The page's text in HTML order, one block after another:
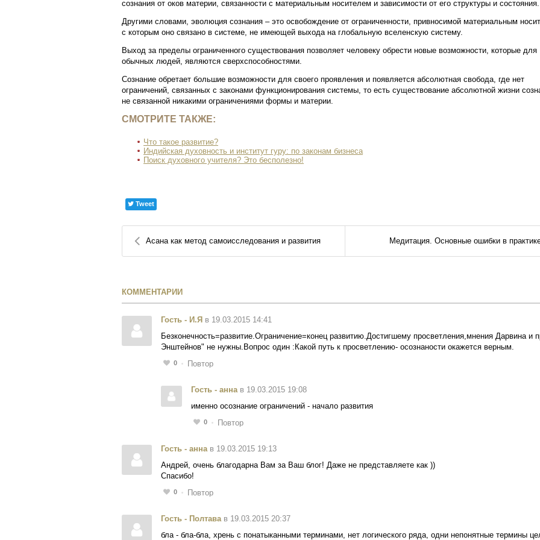
сознания от оков материи, связанности с материальным носителем и зависимости от его структуры и состояния.
Другими словами, эволюция сознания – это освобождение от ограниченности, привносимой материальным
с которым оно связано в системе, не имеющей выхода на глобальную вселенскую систему.
Выход за пределы ограниченного существования позволяет человеку обрести новые возможности, которые для
обычных людей, являются сверхспособностями.
Сознание обретает большие возможности для своего проявления и появляется абсолютная свобода, где нет
ограничений, связанных с законами функционирования системы, то есть существование абсолютной жизни
не связанной никакими ограничениями формы и материи.
СМОТРИТЕ ТАКЖЕ:
Что такое развитие?
Индийская духовность и институт гуру: по законам бизнеса
Поиск духовного учителя? Это бесполезно!
Tweet
Асана как метод самоисследования и развития Медитация. Основные ошибки в
КОММЕНТАРИИ
Гость - И.Я в 19.03.2015 14:41
Безконечность=развитие.Ограничение=конец развитию.Достигшему просветления,мнения Дарвина и
Энштейнов" не нужны.Вопрос один :Какой путь к просветлению- осознаности окажется верным.
0 Повтор
Гость - аннав 19.03.2015 19:08
именно осознание ограничений - начало развития
0 Повтор
Гость - аннав 19.03.2015 19:13
Андрей, очень благодарна Вам за Ваш блог! Даже не представляете как ))
Спасибо!
0 Повтор
Гость - Полтавав 19.03.2015 20:37
бла - бла-бла, хрень с понатыканными терминами, нет логического ряда, одни непонятные термины